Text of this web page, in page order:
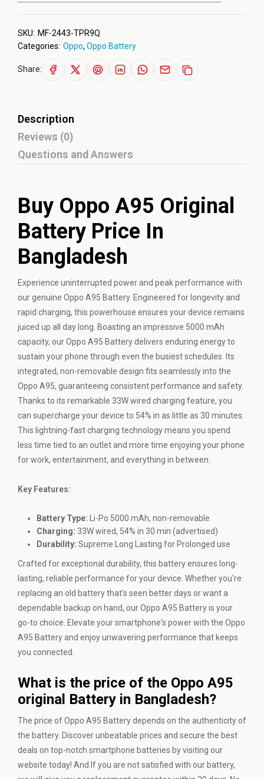
SKU: MF-2443-TPR9Q
Categories: Oppo, Oppo Battery
Share:
Description
Reviews (0)
Questions and Answers
Buy Oppo A95 Original
Battery Price In
Bangladesh
Experience uninterrupted power and peak performance with
our genuine Oppo A95 Battery. Engineered for longevity and
rapid charging, this powerhouse ensures your device remains
juiced up all day long. Boasting an impressive 5000 mAh
capacity, our Oppo A95 Battery delivers enduring energy to
sustain your phone through even the busiest schedules. Its
integrated, non-removable design fits seamlessly into the
Oppo A95, guaranteeing consistent performance and safety.
Thanks to its remarkable 33W wired charging feature, you
can supercharge your device to 54% in as little as 30 minutes.
This lightning-fast charging technology means you spend
less time tied to an outlet and more time enjoying your phone
for work, entertainment, and everything in between.
Key Features:
Battery Type: Li-Po 5000 mAh, non-removable
Charging: 33W wired, 54% in 30 min (advertised)
Durability: Supreme Long Lasting for Prolonged use
Crafted for exceptional durability, this battery ensures long-
lasting, reliable performance for your device. Whether you're
replacing an old battery that's seen better days or want a
dependable backup on hand, our Oppo A95 Battery is your
go-to choice. Elevate your smartphone's power with the Oppo
A95 Battery and enjoy unwavering performance that keeps
you connected.
What is the price of the Oppo A95
original Battery in Bangladesh?
The price of Oppo A95 Battery depends on the authenticity of
the battery. Discover unbeatable prices and secure the best
deals on top-notch smartphone batteries byvisiting our
website today! And If you are not satisfied with our battery,